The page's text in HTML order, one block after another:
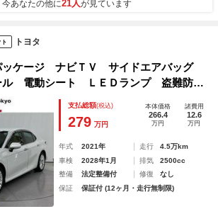
今あなたの他に21人が見ています
ト トヨタ
ッケージ ナビＴＶ サイドエアバッグ
ル 電動シート ＬＥＤランプ 盗難防止
レコーダ 本革シート 横滑防止装置 エ
ートエアコン メモリナビ キーフリー
支払総額(税込)
279 万円
本体価格
266.4
万円
諸費用
12.6
万円
年式 2021年 走行
4.5万km
車検
2028年1月 排気
2500cc
整備
法定整備付 修復
なし
保証
保証付 (12ヶ月・走行無制限)